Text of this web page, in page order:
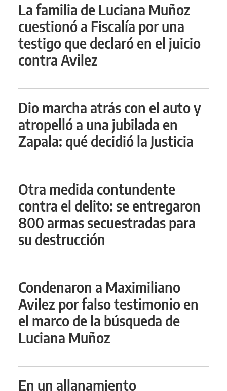
La familia de Luciana Muñoz
cuestionó a Fiscalía por una
testigo que declaró en el juicio
contra Avilez
Dio marcha atrás con el auto y
atropelló a una jubilada en
Zapala: qué decidió la Justicia
Otra medida contundente
contra el delito: se entregaron
800 armas secuestradas para
su destrucción
Condenaron a Maximiliano
Avilez por falso testimonio en
el marco de la búsqueda de
Luciana Muñoz
En un allanamiento